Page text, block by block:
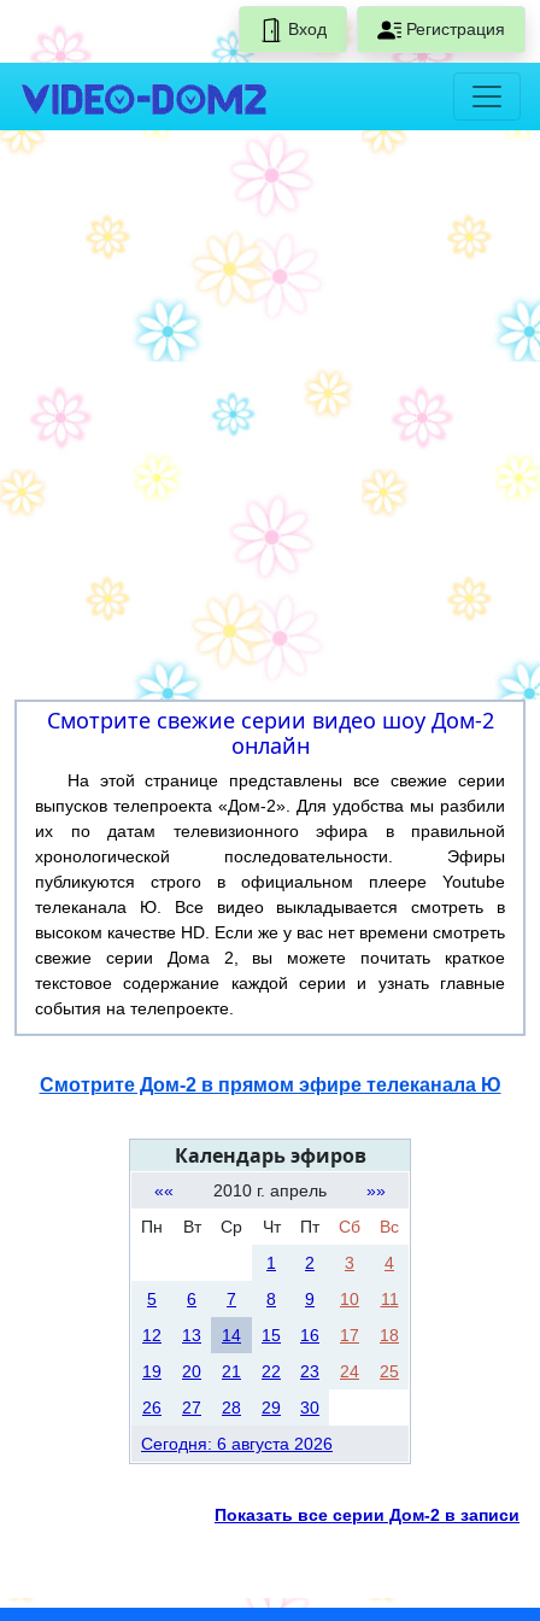
Вход Регистрация
Смотрите свежие серии видео шоу Дом-2
онлайн
На этой странице представлены все свежие серии
выпусков телепроекта «Дом-2». Для удобства мы разбили
их по датам телевизионного эфира в правильной
хронологической последовательности. Эфиры
публикуются строго в официальном плеере Youtube
телеканала Ю. Все видео выкладывается смотреть в
высоком качестве HD. Если же у вас нет времени смотреть
свежие серии Дома 2, вы можете почитать краткое
текстовое содержание каждой серии и узнать главные
события на телепроекте.
Смотрите Дом-2 в прямом эфире телеканала Ю
Календарь эфиров
«« 2010 г. апрель
»»
Пн
Вт Ср Чт Пт Сб
Вс
1
2 3
4
5
6 7 8 9 10
11
12
13 14 15 16 17
18
19
20 21 22 23 24
25
26
27 28 29
30
Сегодня: 6 августа 2026
Показать все серии Дом-2 в записи